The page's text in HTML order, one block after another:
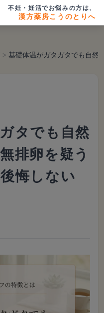
不妊・妊活でお悩みの方は、
漢方薬房こうのとりへ
>
タでも自然
排卵を疑う
悔しない